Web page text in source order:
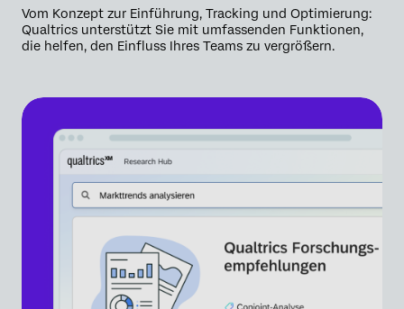
Vom Konzept zur Einführung, Tracking und Optimierung:
Qualtrics unterstützt Sie mit umfassenden Funktionen,
die helfen, den Einfluss Ihres Teams zu vergrößern.